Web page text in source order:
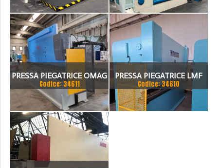
PRESSA PIEGATRICE OMAG
EPB 10036100 TON X 4MT
Codice: 34611
PRESSA PIEGATRICE LMF
100 TON. / 4100MM
Codice: 34610